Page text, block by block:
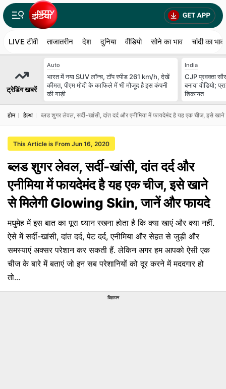
LIVE टीवी ताजातरीन देश दुनिया वीडियो सोने का भाव चांदी का भाव
ट्रेडिंग खबरें
Auto
भारत में नया SUV लॉन्च, टॉप स्पीड 261 km/h, देखें
कीमत, पीएम मोदी के काफिले में भी मौजूद है इस कंपनी
की गाड़ी
India
CJP प्रवक्ता
बनाया वीडियो;
शिकायत
होम हेल्थ ब्लड शुगर लेवल, सर्दी-खांसी, दांत दर्द और एनीमिया में फायदेमंद है यह एक चीज, इसे
This Article is From Jun 16, 2020
ब्लड शुगर लेवल, सर्दी-खांसी, दांत दर्द और
एनीमिया में फायदेमंद है यह एक चीज, इसे खाने
से मिलेगी Glowing Skin, जानें और फायदे
मधुमेह में इस बात का पूरा ध्यान रखना होता है कि क्या खाएं और क्या नहीं.
ऐसे में सर्दी-खांसी, दांत दर्द, पेट दर्द, एनीमिया और सेहत से जुड़ी और
समस्याएं अक्सर परेशान कर सकती हैं. लेकिन अगर हम आपको ऐसी एक
चीज के बारे में बताएं जो इन सब परेशानि‍यों को दूर करने में मददगार हो
तो...
विज्ञापन